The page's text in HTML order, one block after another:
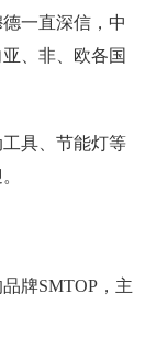
一直深信，中
、非、欧各国
具、节能灯等
牌SMTOP，主